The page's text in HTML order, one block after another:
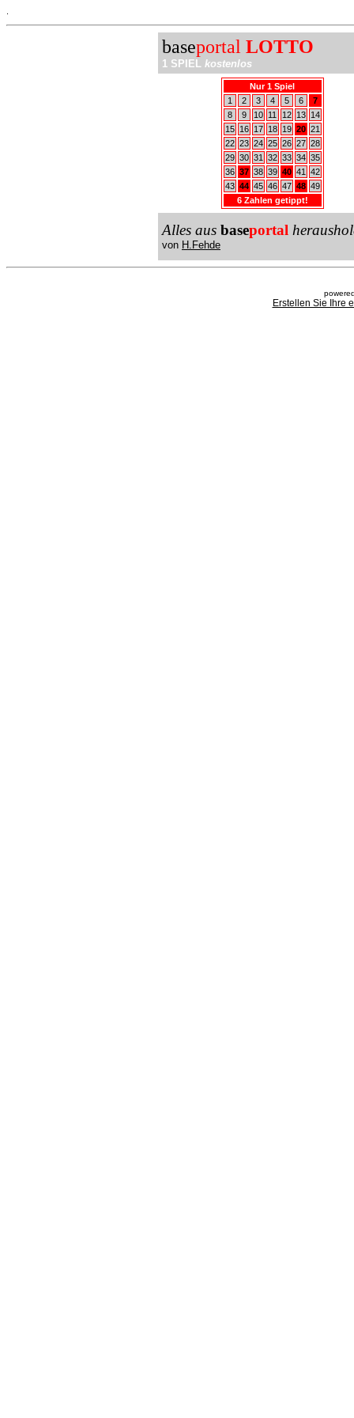
baseportal LOTTO
1 SPIEL kostenlos
Nur 1 Spiel
1
2 3 4 5 6
7
8
9 10 11 12 13
14
15
16 17 18 19 20 21
22 23 24 25 26 27 28
29 30 31 32 33 34 35
36 37 38 39 40 41
42
43 44 45 46 47 48 49
6 Zahlen getippt!
Alles aus baseportal
von H.Fehde
Erstellen Sie Ihre